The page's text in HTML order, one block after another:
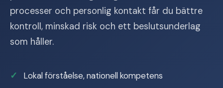
processer och personlig kontakt får du bättre
kontroll, minskad risk och ett beslutsunderlag
som håller.
Lokal förståelse, nationell kompetens